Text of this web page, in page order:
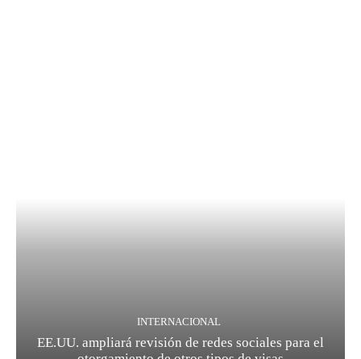
INTERNACIONAL
EE.UU. ampliará revisión de redes sociales para el